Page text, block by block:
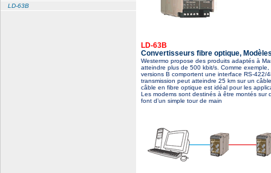
LD-63B
LD-63B
Convertisseurs fibre optique,
Westermo propose des produits adaptés à
atteindre plus de 500 kbit/s. Comme
versions B comportent une interface RS-422/
transmission peut atteindre 25 km sur un
câble en fibre optique est idéal pour les
Les modems sont destinés à être montés sur
font d’un simple tour de main